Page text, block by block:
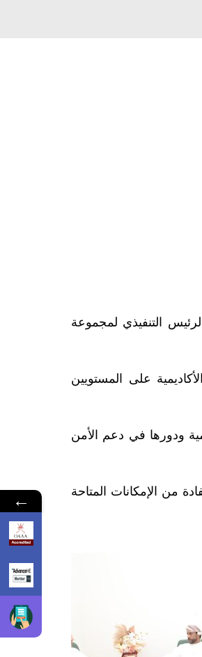
علي بن بخيت كشوب، الرئيس التنفيذي لمجموعة
على المستويين
ودورها في دعم الأمن
من الإمكانات المتاحة
←